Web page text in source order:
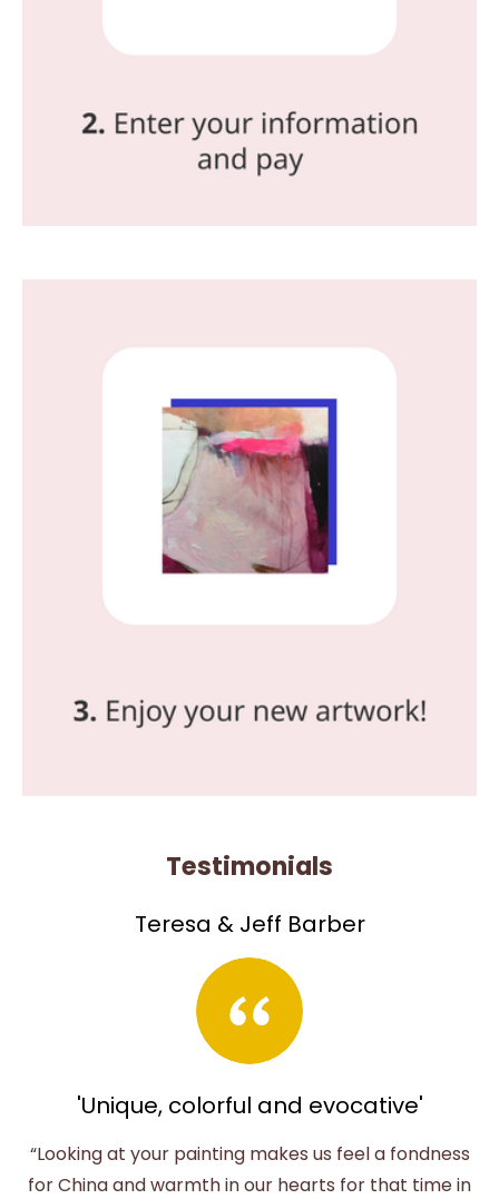
Testimonials
Teresa & Jeff Barber
'Unique, colorful and evocative'
“Looking at your painting makes us feel a fondness
for China and warmth in our hearts for that time in